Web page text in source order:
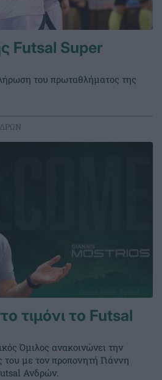
Futsal Super
του πρωταθλήματος της
τιμόνι το Futsal
Όμιλος ανακοινώνει την
του με τον προπονητή Γιάννη
Ανδρών.